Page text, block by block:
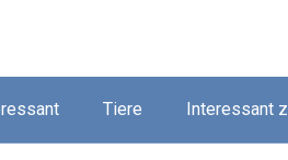
Tiere Interessant